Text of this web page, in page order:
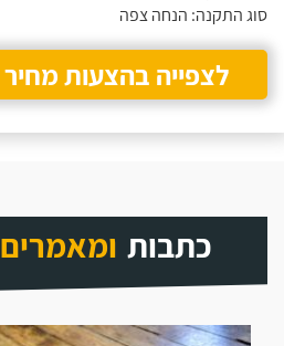
סוג התקנה: הנחה צפה
לצפייה בהצעות מחיר
כתבות ומאמרים